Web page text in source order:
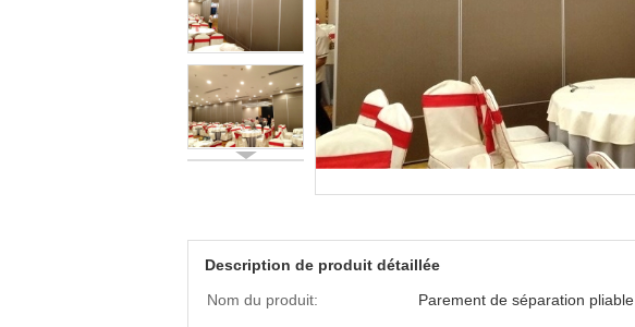
Description de produit détaillée
Nom du produit:
Parement de séparation pliable